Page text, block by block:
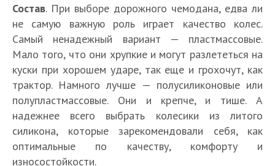
Состав. При выборе дорожного чемодана, едва ли
не самую важную роль играет качество колес.
Самый ненадежный вариант — пластмассовые.
Мало того, что они хрупкие и могут разлететься на
куски при хорошем ударе, так еще и грохочут, как
трактор. Намного лучше — полусиликоновые или
полупластмассовые. Они и крепче, и тише. А
надежнее всего выбрать колесики из литого
силикона, которые зарекомендовали себя, как
оптимальные по качеству, комфорту и
износостойкости.